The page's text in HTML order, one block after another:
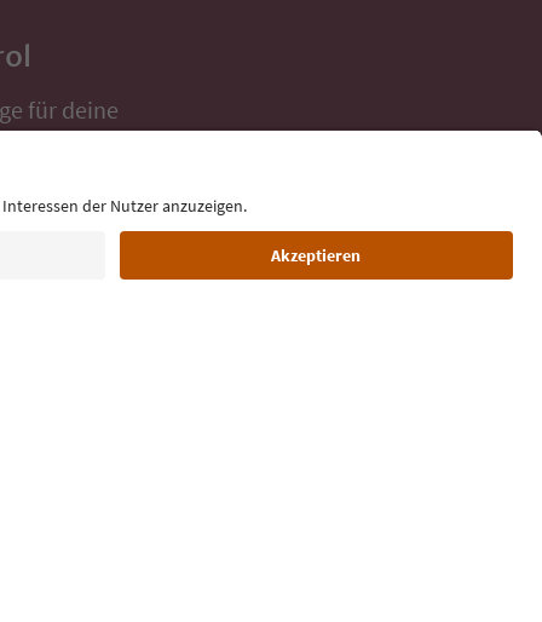
für deine
direkt ins